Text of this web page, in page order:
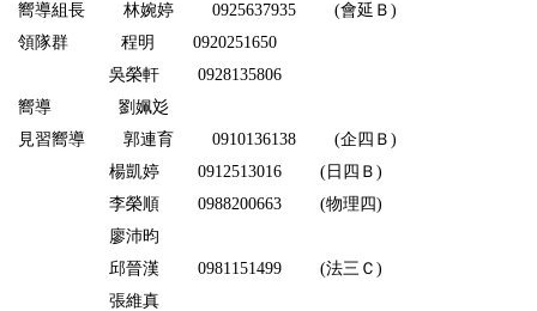
嚮導組長 林婉婷 0925637935 (會延Ｂ )
領隊群
程明
0920251650
吳榮軒 0928135806
嚮導
劉姵彣
見習嚮導
郭連育 0910136138 (企四Ｂ )
楊凱婷 0912513016 ( 日四Ｂ )
李榮順 0988200663 (物理四)
廖沛昀
邱晉漢 0981151499 (法三Ｃ )
張維真